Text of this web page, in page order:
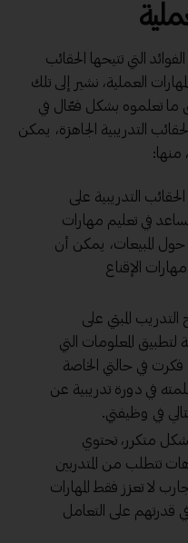
التي تتيحها الحقائب
العملية، نشير إلى تلك
ما تعلموه بشكل فعّال في
التدريبية الجاهزة، يمكن
منها:
التدريبية على
في تعليم مهارات
حول المبيعات، يمكن أن
الإقناع
التدريب المبني على
لتطبيق المعلومات التي
في حالتي الخاصة
في دورة تدريبية عن
في وظيفتي.
متكرر، تحتوي
تتطلب من المتدربين
لا تعزز فقط المهارات
في قدرتهم على التعامل